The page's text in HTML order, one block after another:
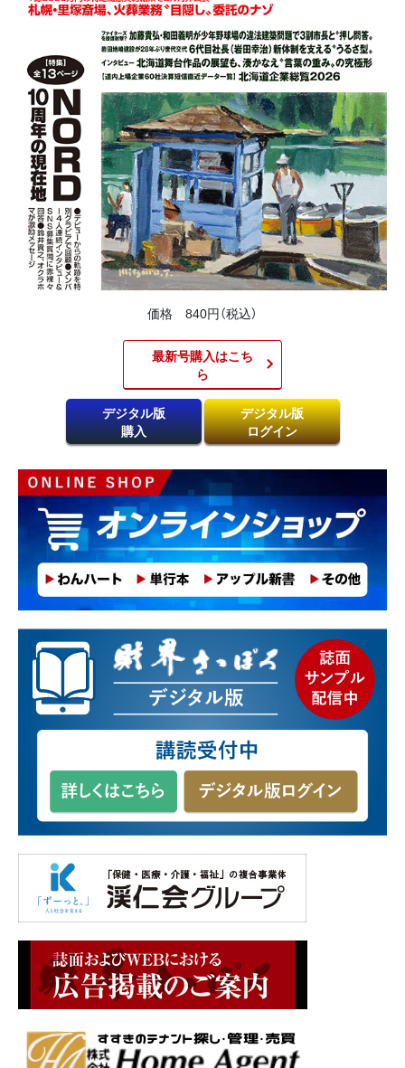
価格 840円（税込）
最新号購入はこち
ら​
デジタル版
購入
デジタル版
ログイン